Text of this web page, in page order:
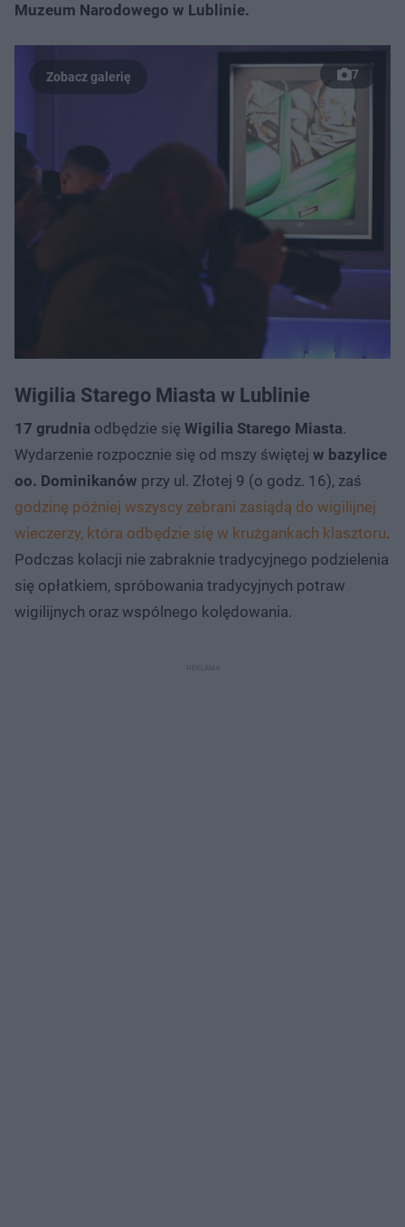
Muzeum Narodowego w Lublinie.
7
Wigilia Starego Miasta w Lublinie
17 grudnia odbędzie się Wigilia Starego Miasta.
Wydarzenie rozpocznie się od mszy świętej w bazylice
oo. Dominikanów przy ul. Złotej 9 (o godz. 16), zaś
godzinę później wszyscy zebrani zasiądą do wigilijnej
wieczerzy, która odbędzie się w krużgankach klasztoru.
Podczas kolacji nie zabraknie tradycyjnego podzielenia
się opłatkiem, spróbowania tradycyjnych potraw
wigilijnych oraz wspólnego kolędowania.